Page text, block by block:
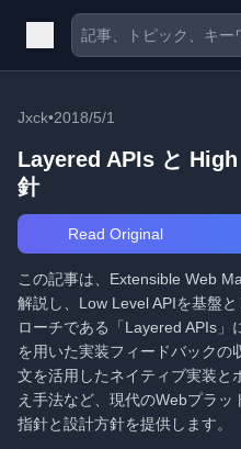
Jxck•2018/5/1
Layered APIs と
針
Read Original
この記事は、Extensible Web
解説し、Low Level APIを基盤
ローチである「Layered APIs
を用いた実装フィードバックの
文を活用したネイティブ実装と
え手法など、現代のWebプラ
指針と設計方針を提供します。